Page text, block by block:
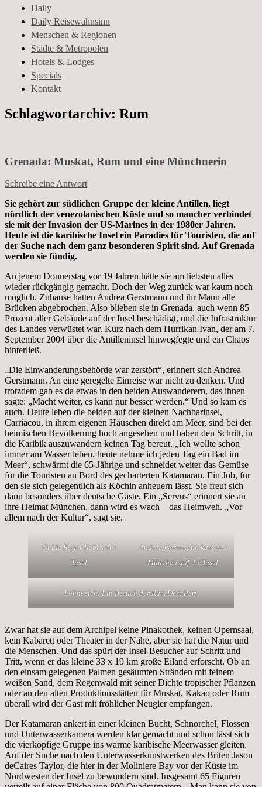
und Geschichten aus dem Leben
Daily
Daily Reisewahnsinn
Menschen & Regionen
Städte & Metropolen
Hotels & Lodges
Specials
Kontakt
Schlagwortarchiv: Rum
Grenada: Muskat, Rum und eine Münchnerin
Schreibe eine Antwort
Sie gehört zur südlichen Gruppe der kleine Antillen, liegt
nördlich der venezolanischen Küste und so mancher verbindet
sie mit der Invasion der US-Marines in der 1980er Jahren.
Heute ist die karibische Insel ein Paradies für Touristen, die auf
der Suche nach dem ganz besonderen Spirit sind. Auf Grenada
werden sie fündig.
An jenem Donnerstag vor 19 Jahren hätte sie am liebsten alles
wieder rückgängig gemacht. Doch der Weg zurück war kaum noch
möglich. Zuhause hatten Andrea Gerstmann und ihr Mann alle
Brücken abgebrochen. Also blieben sie in Grenada, auch wenn 85
Prozent aller Gebäude auf der Insel beschädigt, und die Infrastruktur
des Landes verwüstet war. Kurz nach dem Hurrikan Ivan, der am 7.
September 2004 über die Antilleninsel hinwegfegte und ein Chaos
hinterließ.
„Die Einwanderungsbehörde war zerstört“, erinnert sich Andrea
Gerstmann. An eine geregelte Einreise war nicht zu denken. Und
trotzdem gab es da etwas in den beiden Auswanderern, das ihnen
sagte: „Macht weiter, es kann nur besser werden.“ Und so kam es
auch. Heute leben die beiden auf der kleinen Nachbarinsel,
Carriacou, in ihrem eigenen Häuschen direkt am Meer, sind bei der
heimischen Bevölkerung hoch angesehen und haben den Schritt, in
die Karibik auszuwandern keinen Tag bereut. „Ich wollte schon
immer am Wasser leben, heute nehme ich jeden Tag ein Bad im
Meer“, schwärmt die 65-Jährige und schneidet weiter das Gemüse
für die Touristen an Bord des gecharterten Katamaran. Ein Job, für
den sie sich gelegentlich als Köchin anheuern lässt. Sie freut sich
dann besonders über deutsche Gäste. Ein „Servus“ erinnert sie an
ihre Heimat München, dann wird es wach – das Heimweh. „Vor
allem nach der Kultur“, sagt sie.
Guide Roger liebt seine
Insel
Andrea Gerstmann kam aus
München auf die Insel
Lohnt sich: Ein Besuch der Rum Destillery
Zwar hat sie auf dem Archipel keine Pinakothek, keinen Opernsaal,
kein Kabarett oder Theater in der Nähe, aber sie hat die Natur und
die Menschen. Und das spürt der Insel-Besucher auf Schritt und
Tritt, wenn er das kleine 33 x 19 km große Eiland erforscht. Ob an
den einsam gelegenen Palmen gesäumten Stränden mit feinem
weißen Sand, dem Regenwald mit seiner Dichte tropischer Pflanzen
oder an den alten Produktionsstätten für Muskat, Kakao oder Rum –
überall wird der Gast mit fröhlicher Neugier empfangen.
Der Katamaran ankert in einer kleinen Bucht, Schnorchel, Flossen
und Unterwasserkamera werden klar gemacht und schon lässt sich
die vierköpfige Gruppe ins warme karibische Meerwasser gleiten.
Auf der Suche nach den Unterwasserkunstwerken des Briten Jason
deCaires Taylor, die hier in der Moliniere Bay vor der Küste im
Nordwesten der Insel zu bewundern sind. Insgesamt 65 Figuren